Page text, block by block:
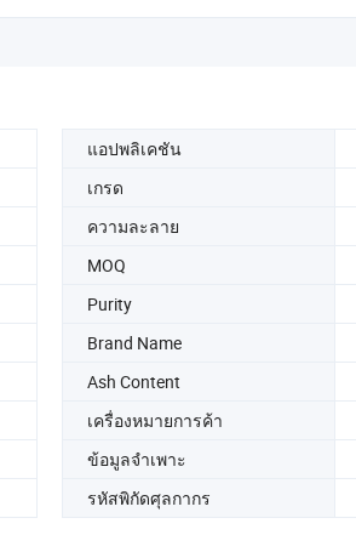
แอปพลิเคชัน
เกรด
ความละลาย
MOQ
Purity
Brand Name
Ash Content
เครื่องหมายการค้า
ข้อมูลจำเพาะ
รหัสพิกัดศุลกากร